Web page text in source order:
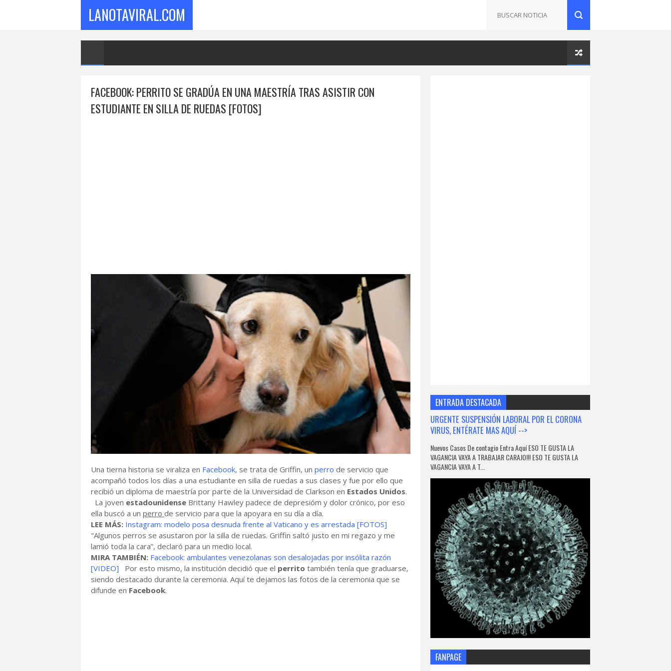
LANOTAVIRAL.COM
FACEBOOK: PERRITO SE GRADÚA EN UNA MAESTRÍA TRAS ASISTIR CON
ESTUDIANTE EN SILLA DE RUEDAS [FOTOS]
Una tierna historia se viraliza en Facebook, se trata de Griffin, un perro de servicio que
acompañó todos los días a una estudiante en silla de ruedas a sus clases y fue por ello que
recibió un diploma de maestría por parte de la Universidad de Clarkson en Estados Unidos.
La joven estadounidense Brittany Hawley padece de depresióm y dolor crónico, por eso
ella buscó a un perro de servicio para que la apoyara en su día a día.
LEE MÁS: Instagram: modelo posa desnuda frente al Vaticano y es arrestada [FOTOS]
"Algunos perros se asustaron por la silla de ruedas. Griffin saltó justo en mi regazo y me
lamió toda la cara”, declaró para un medio local.
MIRA TAMBIÉN: Facebook: ambulantes venezolanas son desalojadas por insólita razón
[VIDEO] Por esto mismo, la institución decidió que el perrito también tenía que graduarse,
siendo destacado durante la ceremonia. Aquí te dejamos las fotos de la ceremonia que se
difunde en Facebook.
ENTRADA DESTACADA
URGENTE SUSPENSIÓN LABORAL POR EL CORONA
VIRUS, ENTÉRATE MAS AQUÍ -->
Nuevos Casos De contagio Entra Aquí ESO TE GUSTA LA
VAGANCIA VAYA A TRABAJAR CARAJO!!! ESO TE GUSTA LA
VAGANCIA VAYA A T...
FANPAGE